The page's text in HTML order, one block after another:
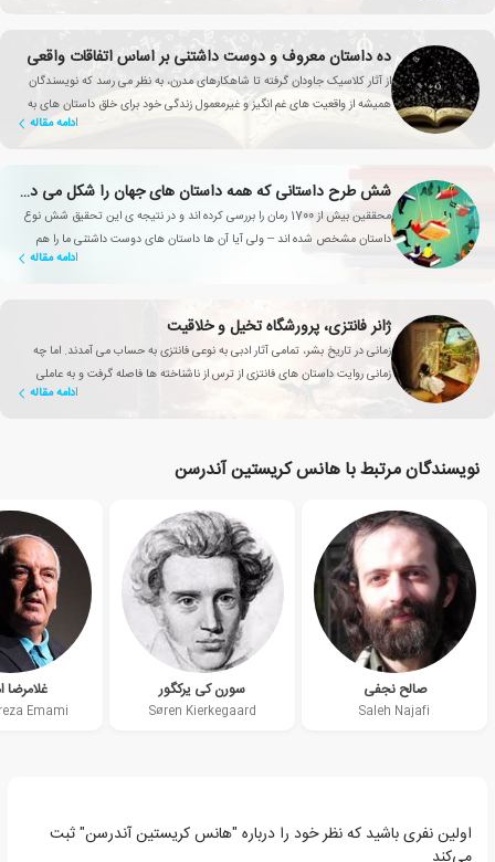
ده داستان معروف و دوست داشتنی بر اساس اتفاقات واقعی
از آثار کلاسیک جاودان گرفته تا شاهکارهای مدرن، به نظر می رسد که نویسندگان
همیشه از واقعیت های غم انگیز و غیرمعمول زندگی خود برای خلق داستان های به
ادامه مقاله
شش طرح داستانی که همه داستان های جهان را شکل می دهند
محققین بیش از 1700 رمان را بررسی کرده اند و در نتیجه ی این تحقیق شش نوع
داستان مشخص شده اند – ولی آیا آن ها داستان های دوست داشتنی ما را هم
ادامه مقاله
ژانر فانتزی، پرورشگاه تخیل و خلاقیت
زمانی در تاریخ بشر، تمامی آثار ادبی به نوعی فانتزی به حساب می آمدند. اما چه
زمانی روایت داستان های فانتزی از ترس از ناشناخته ها فاصله گرفت و به عاملی
ادامه مقاله
نویسندگان مرتبط با هانس کریستین آندرسن
صالح نجفی
Saleh Najafi
سورن کی یرکگور
Søren Kierkegaard
غلامرضا
Emami
اولین نفری باشید که نظر خود را درباره "هانس کریستین آندرسن" ثبت